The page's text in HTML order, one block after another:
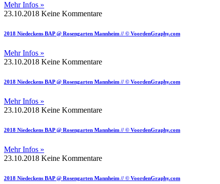
Mehr Infos »
23.10.2018 Keine Kommentare
2018 Niedeckens BAP @ Rosengarten Mannheim // © VoordenGraphy.com
Mehr Infos »
23.10.2018 Keine Kommentare
2018 Niedeckens BAP @ Rosengarten Mannheim // © VoordenGraphy.com
Mehr Infos »
23.10.2018 Keine Kommentare
2018 Niedeckens BAP @ Rosengarten Mannheim // © VoordenGraphy.com
Mehr Infos »
23.10.2018 Keine Kommentare
2018 Niedeckens BAP @ Rosengarten Mannheim // © VoordenGraphy.com